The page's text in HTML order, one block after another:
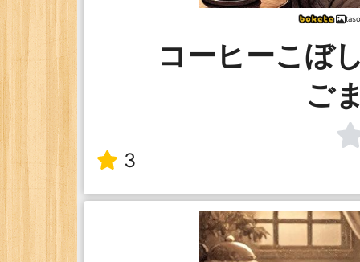
コーヒーこぼ
ご
3